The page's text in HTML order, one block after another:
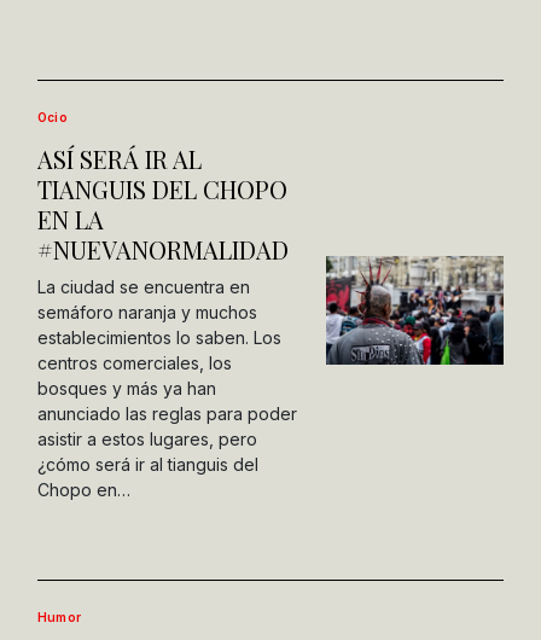
Ocio
ASÍ SERÁ IR AL
TIANGUIS DEL CHOPO
EN LA
#NUEVANORMALIDAD
La ciudad se encuentra en
semáforo naranja y muchos
establecimientos lo saben. Los
centros comerciales, los
bosques y más ya han
anunciado las reglas para poder
asistir a estos lugares, pero
¿cómo será ir al tianguis del
Chopo en…
Humor